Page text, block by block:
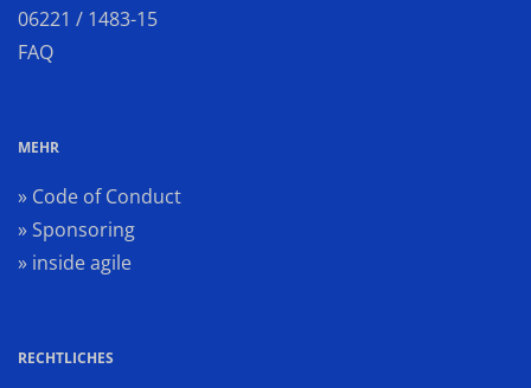
06221 / 1483-15
FAQ
MEHR
» Code of Conduct
» Sponsoring
» inside agile
RECHTLICHES